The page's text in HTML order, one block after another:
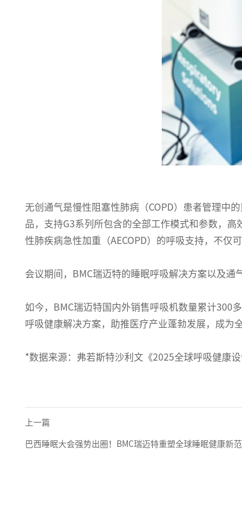
无创通气是慢性阻塞性肺病（COPD）患者管理中
品，支持G3系列所包含的全部工作模式和参数，
性肺疾病急性加重（AECOPD）的呼吸支持，不仅
会议期间，BMC瑞迈特的睡眠呼吸解决方案以及通
如今，BMC瑞迈特国内外销售呼吸机数量累计300
呼吸健康解决方案，助推医疗产业蓬勃发展，成为
*数据来源：弗若斯特沙利文《2025全球呼吸健康
上一篇
巴西睡眠大会强势出圈！BMC瑞迈特重塑全球睡眠健康新范